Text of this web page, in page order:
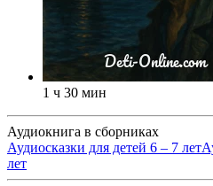
1 ч 30 мин
Аудиокнига в сборниках
Аудиосказки для детей 6 – 7 лет
лет